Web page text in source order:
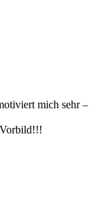
mich sehr –